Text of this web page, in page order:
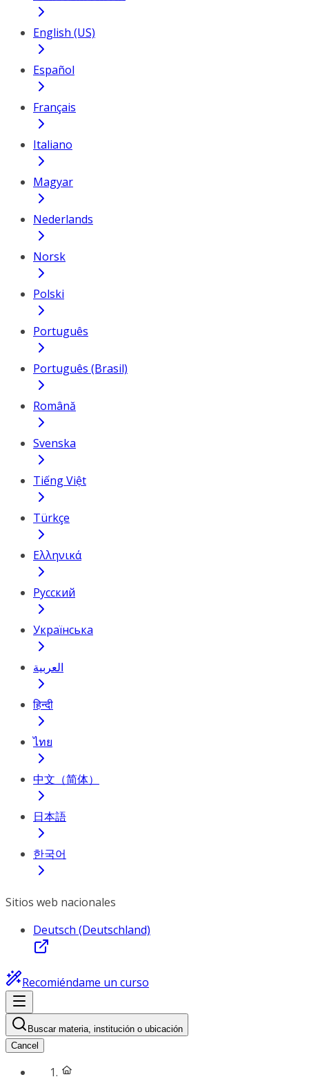
English (US)
Español
Français
Italiano
Magyar
Nederlands
Norsk
Polski
Português
Português (Brasil)
Română
Svenska
Tiếng Việt
Türkçe
Ελληνικά
Русский
Українська
العربية
हिन्दी
ไทย
中文（简体）
日本語
한국어
Sitios web nacionales
Deutsch (Deutschland)
Recomiéndame un curso
Buscar materia, institución o ubicación
Cancel